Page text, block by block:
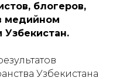
блогеров,
медийном
Узбекистан.
Узбекистана